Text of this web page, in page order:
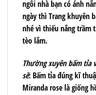
ngôi nhà bạn có ánh
ngày thì Trang khuyên
nhé vì thiếu nắng trầm
tèo lắm.
Thường xuyên bấm tỉa
sẽ: Bấm tỉa đúng kĩ
Miranda rose là giống